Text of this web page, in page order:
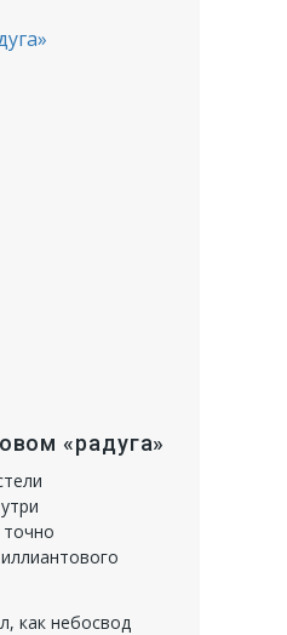
«радуга»
точно
как небосвод